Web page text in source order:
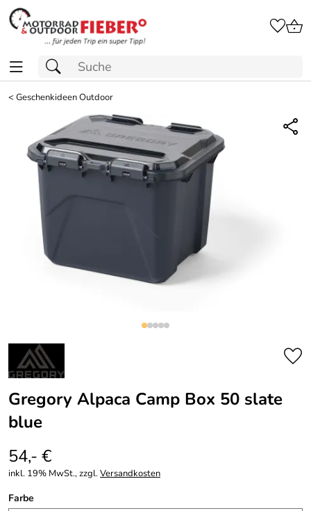
<Geschenkideen Outdoor
Gregory Alpaca Camp Box 50 slate
blue
54,- €
inkl. 19% MwSt., zzgl.Versandkosten
Farbe